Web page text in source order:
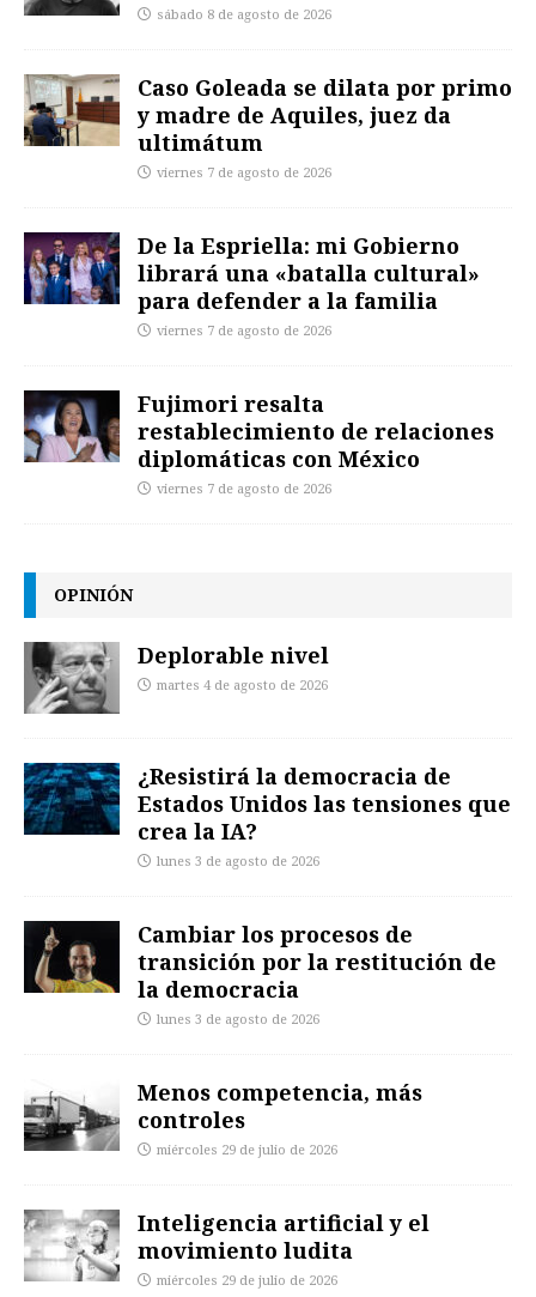
sábado 8 de agosto de 2026
Caso Goleada se dilata por primo
y madre de Aquiles, juez da
ultimátum
viernes 7 de agosto de 2026
De la Espriella: mi Gobierno
librará una «batalla cultural»
para defender a la familia
viernes 7 de agosto de 2026
Fujimori resalta
restablecimiento de relaciones
diplomáticas con México
viernes 7 de agosto de 2026
OPINIÓN
Deplorable nivel
martes 4 de agosto de 2026
¿Resistirá la democracia de
Estados Unidos las tensiones que
crea la IA?
lunes 3 de agosto de 2026
Cambiar los procesos de
transición por la restitución de
la democracia
lunes 3 de agosto de 2026
Menos competencia, más
controles
miércoles 29 de julio de 2026
Inteligencia artificial y el
movimiento ludita
miércoles 29 de julio de 2026